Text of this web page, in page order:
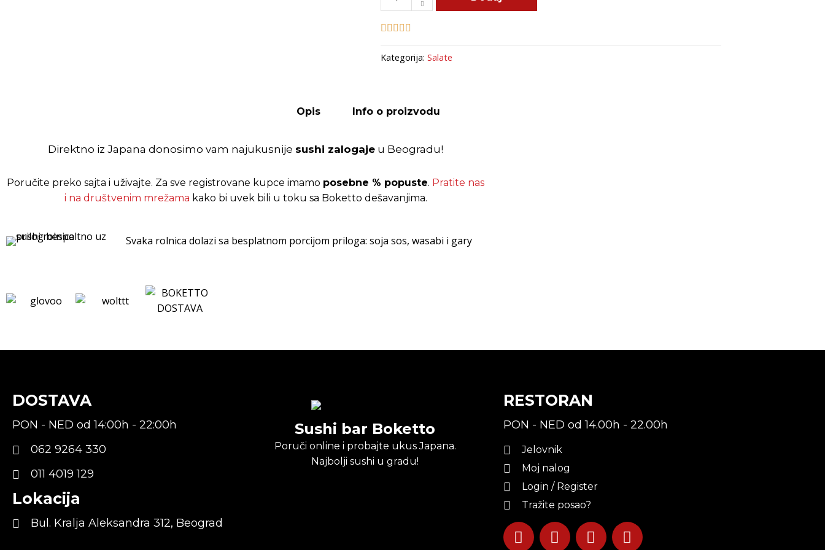
Salata
quantity
Kategorija: Salate
Opis Info o proizvodu
Direktno iz Japana donosimo vam najukusnije sushi zalogaje u Beogradu!
Poručite preko sajta i uživajte. Za sve registrovane kupce imamo posebne % popuste. Pratite nas
i na društvenim mrežama kako bi uvek bili u toku sa Boketto dešavanjima.
Svaka rolnica dolazi sa besplatnom porcijom priloga: soja sos, wasabi i gary
DOSTAVA
PON - NED od 14:00h - 22:00h
062 9264 330
011 4019 129
Lokacija
Bul. Kralja Aleksandra 312, Beograd
Sushi bar Boketto
Poruči online i probajte ukus Japana.
Najbolji sushi u gradu!
RESTORAN
PON - NED od 14.00h - 22.00h
Jelovnik
Moj nalog
Login / Register
Tražite posao?
F
a
I
n
T
i
Y
o